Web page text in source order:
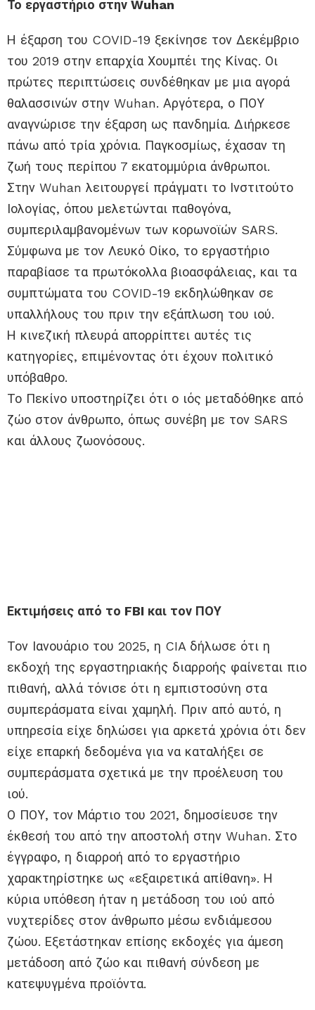
Το εργαστήριο στην Wuhan
Η έξαρση του COVID-19 ξεκίνησε τον Δεκέμβριο
του 2019 στην επαρχία Χουμπέι της Κίνας. Οι
πρώτες περιπτώσεις συνδέθηκαν με μια αγορά
θαλασσινών στην Wuhan. Αργότερα, ο ΠΟΥ
αναγνώρισε την έξαρση ως πανδημία. Διήρκεσε
πάνω από τρία χρόνια. Παγκοσμίως, έχασαν τη
ζωή τους περίπου 7 εκατομμύρια άνθρωποι.
Στην Wuhan λειτουργεί πράγματι το Ινστιτούτο
Ιολογίας, όπου μελετώνται παθογόνα,
συμπεριλαμβανομένων των κορωνοϊών SARS.
Σύμφωνα με τον Λευκό Οίκο, το εργαστήριο
παραβίασε τα πρωτόκολλα βιοασφάλειας, και τα
συμπτώματα του COVID-19 εκδηλώθηκαν σε
υπαλλήλους του πριν την εξάπλωση του ιού.
Η κινεζική πλευρά απορρίπτει αυτές τις
κατηγορίες, επιμένοντας ότι έχουν πολιτικό
υπόβαθρο.
Το Πεκίνο υποστηρίζει ότι ο ιός μεταδόθηκε από
ζώο στον άνθρωπο, όπως συνέβη με τον SARS
και άλλους ζωονόσους.
Εκτιμήσεις από το FBI και τον ΠΟΥ
Τον Ιανουάριο του 2025, η CIA δήλωσε ότι η
εκδοχή της εργαστηριακής διαρροής φαίνεται πιο
πιθανή, αλλά τόνισε ότι η εμπιστοσύνη στα
συμπεράσματα είναι χαμηλή. Πριν από αυτό, η
υπηρεσία είχε δηλώσει για αρκετά χρόνια ότι δεν
είχε επαρκή δεδομένα για να καταλήξει σε
συμπεράσματα σχετικά με την προέλευση του
ιού.
Ο ΠΟΥ, τον Μάρτιο του 2021, δημοσίευσε την
έκθεσή του από την αποστολή στην Wuhan. Στο
έγγραφο, η διαρροή από το εργαστήριο
χαρακτηρίστηκε ως «εξαιρετικά απίθανη». Η
κύρια υπόθεση ήταν η μετάδοση του ιού από
νυχτερίδες στον άνθρωπο μέσω ενδιάμεσου
ζώου. Εξετάστηκαν επίσης εκδοχές για άμεση
μετάδοση από ζώο και πιθανή σύνδεση με
κατεψυγμένα προϊόντα.